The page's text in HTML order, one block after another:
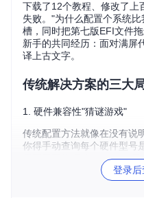
下载了12个教程、修改了上
失败。"为什么配置个系统
槽，同时把第七版EFI文件
新手的共同经历：面对满屏
译上古文字。
传统解决方案的三大
1. 硬件兼容性"猜谜游戏"
传统配置方法就像在没有说
你得手动查询每个硬件型号
需要不同的驱动，NVIDIA
作。更糟的是，即使单个硬
冲突，就像把不同品牌的零
登录后